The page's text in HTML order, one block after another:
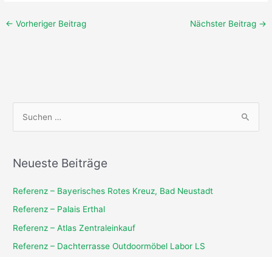
← Vorheriger Beitrag Nächster Beitrag →
h
a
c
Neueste Beiträge
Referenz – Bayerisches Rotes Kreuz, Bad Neustadt
Referenz – Palais Erthal
Referenz – Atlas Zentraleinkauf
Referenz – Dachterrasse Outdoormöbel Labor LS